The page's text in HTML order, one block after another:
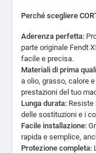
Perché scegliere
Aderenza perfetta:
parte originale Fendt
facile e precisa.
Materiali di prima
a olio, grasso, calore
prestazioni del tuo
Lunga durata: Resiste
delle sostituzioni e i
Facile installazione:
rapida e semplice,
Protezione completa: